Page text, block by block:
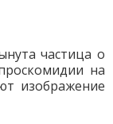
частица о
на
изображение